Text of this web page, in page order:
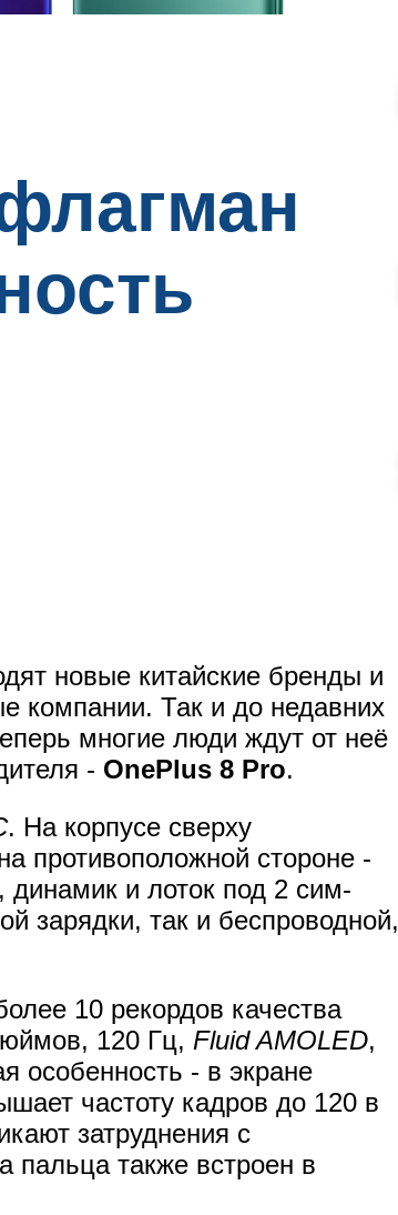
новые китайские бренды и
компании. Так и до недавних
многие люди ждут от неё
- OnePlus 8 Pro.
. На корпусе сверху
противоположной стороне -
динамик и лоток под 2 сим-
зарядки, так и беспроводной,
10 рекордов качества
120 Гц, Fluid AMOLED,
особенность - в экране
частоту кадров до 120 в
затруднения с
пальца также встроен в